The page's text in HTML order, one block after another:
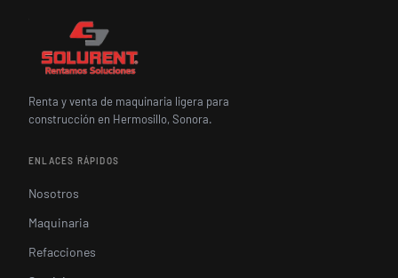
Renta y venta de maquinaria ligera para
construcción en Hermosillo, Sonora.
ENLACES RÁPIDOS
Nosotros
Maquinaria
Refacciones